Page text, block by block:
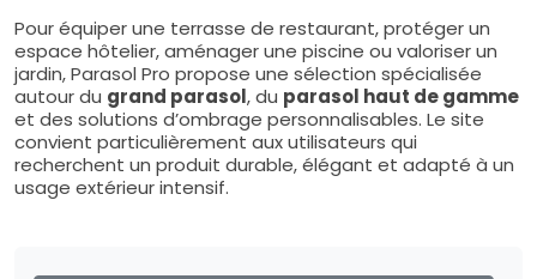
Pour équiper une terrasse de restaurant, protéger un
espace hôtelier, aménager une piscine ou valoriser un
jardin, Parasol Pro propose une sélection spécialisée
autour du grand parasol, du parasol haut de gamme
et des solutions d’ombrage personnalisables. Le site
convient particulièrement aux utilisateurs qui
recherchent un produit durable, élégant et adapté à un
usage extérieur intensif.